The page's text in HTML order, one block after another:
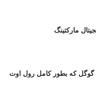
مارکتینگ
گوگل که بطور کامل رول اوت